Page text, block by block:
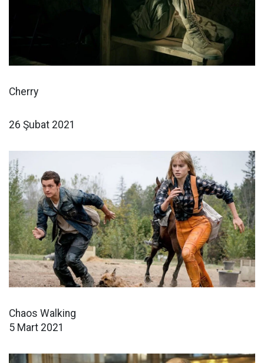
Cherry
26 Şubat 2021
Chaos Walking
5 Mart 2021